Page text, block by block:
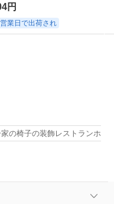
円
業日で出荷され
の椅子の装飾レストランホ